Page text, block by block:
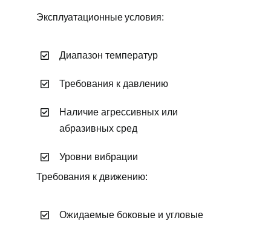
Эксплуатационные условия:
Диапазон температур
Требования к давлению
Наличие агрессивных или
абразивных сред
Уровни вибрации
Требования к движению:
Ожидаемые боковые и угловые